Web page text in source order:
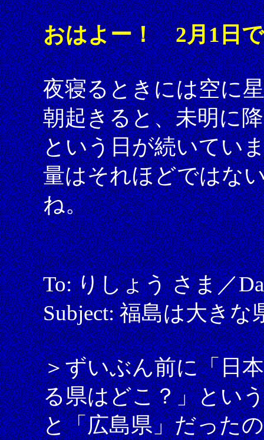
おはよー！ 2月1日
夜寝るときには空に
朝起きると、未明に
という日が続いてい
量はそれほどではな
ね。
To: りしょう さま／
Subject: 福島は大きな
＞ずいぶん前に「日
る県はどこ？」とい
と「広島県」だった